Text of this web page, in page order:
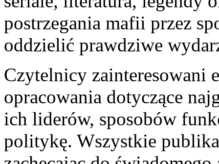
postrzegania mafii przez
oddzielić prawdziwe
Czytelnicy zainteresowani
opracowania dotyczące
ich liderów, sposobów
politykę. Wszystkie